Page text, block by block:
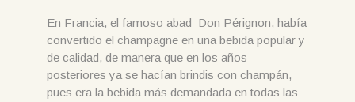
En Francia, el famoso abad Don Pérignon, había
convertido el champagne en una bebida popular y
de calidad, de manera que en los años
posteriores ya se hacían brindis con champán,
pues era la bebida más demandada en todas las